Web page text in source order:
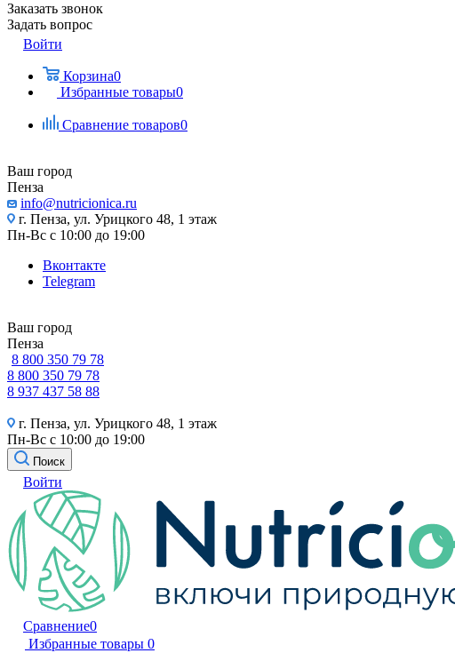
Заказать звонок
Задать вопрос
Войти
Корзина0
Избранные товары0
Сравнение товаров0
Ваш город
Пенза
info@nutricionica.ru
г. Пенза, ул. Урицкого 48, 1 этаж
Пн-Вс с 10:00 до 19:00
Вконтакте
Telegram
Ваш город
Пенза
8 800 350 79 78
8 800 350 79 78
8 937 437 58 88
г. Пенза, ул. Урицкого 48, 1 этаж
Пн-Вс с 10:00 до 19:00
Поиск
Войти
Сравнение0
Избранные товары 0